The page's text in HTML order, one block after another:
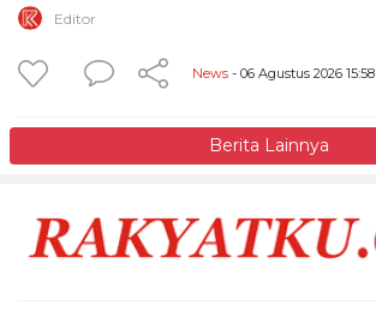
Editor
News - 06 Agustus 2026 15:58
Berita Lainnya